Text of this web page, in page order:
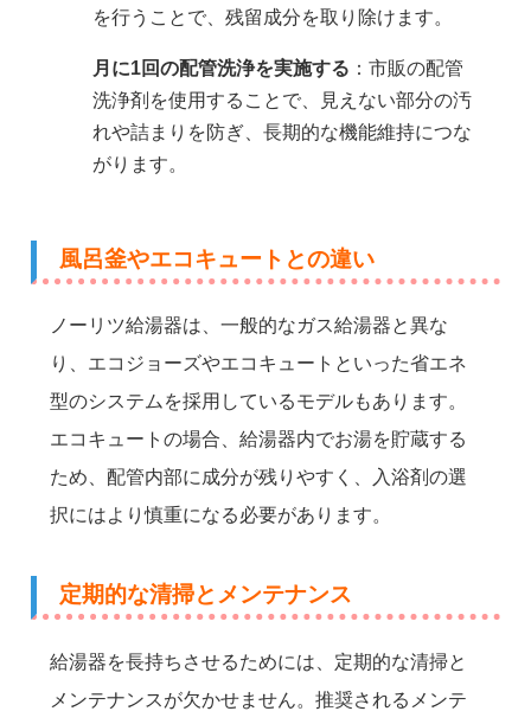
を行うことで、残留成分を取り除けます。
月に1回の配管洗浄を実施する ：市販の配管
洗浄剤を使用することで、見えない部分の汚
れや詰まりを防ぎ、長期的な機能維持につな
がります。
風呂釜やエコキュートとの違い
ノーリツ給湯器は、一般的なガス給湯器と異な
り、エコジョーズやエコキュートといった省エネ
型のシステムを採用しているモデルもあります。
エコキュートの場合、給湯器内でお湯を貯蔵する
ため、配管内部に成分が残りやすく、入浴剤の選
択にはより慎重になる必要があります。
定期的な清掃とメンテナンス
給湯器を長持ちさせるためには、定期的な清掃と
メンテナンスが欠かせません。推奨されるメンテ